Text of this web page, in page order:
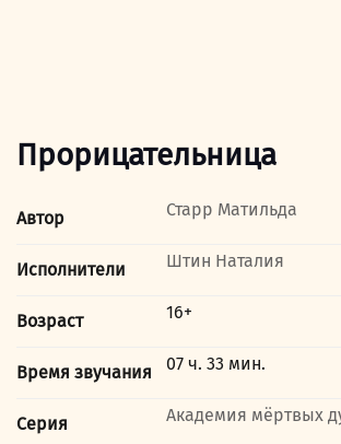
Прорицательница
Автор Старр Матильда
Исполнители Штин Наталия
Возраст 16+
Время звучания 07 ч. 33 мин.
Серия Академия мёртвых